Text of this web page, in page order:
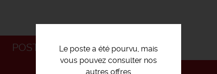
Le poste a été pourvu, mais
vous pouvez consulter nos
autres offres
POSTULEZ